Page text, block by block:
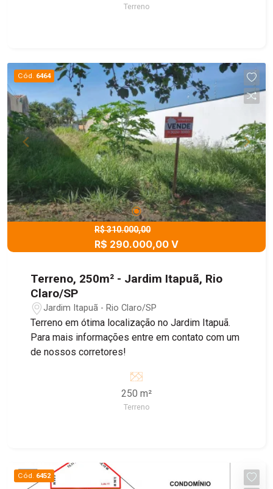
Terreno
Cód. 6464
R$ 310.000,00
R$ 290.000,00 V
Terreno, 250m² - Jardim Itapuã, Rio
Claro/SP
Jardim Itapuã - Rio Claro/SP
Terreno em ótima localização no Jardim Itapuã.
Para mais informações entre em contato com um
de nossos corretores!
250 m²
Terreno
Cód. 6452